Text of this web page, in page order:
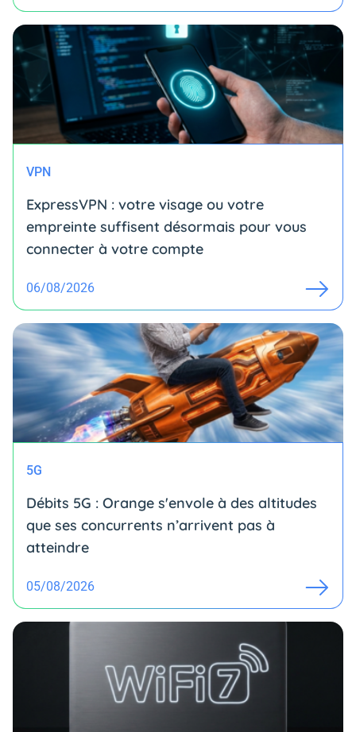
VPN
ExpressVPN : votre visage ou votre
empreinte suffisent désormais pour vous
connecter à votre compte
06/08/2026
5G
Débits 5G : Orange s'envole à des altitudes
que ses concurrents n’arrivent pas à
atteindre
05/08/2026